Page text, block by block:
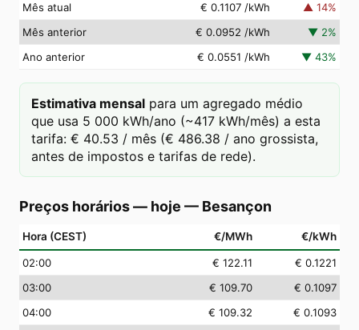
Mês atual
€ 0.1107 /kWh ▲ 14%
Mês anterior
€ 0.0952 /kWh ▼ 2%
Ano anterior
€ 0.0551 /kWh ▼ 43%
Estimativa mensal para um agregado médio
que usa 5 000 kWh/ano (~417 kWh/mês) a esta
tarifa: € 40.53 / mês (€ 486.38 / ano grossista,
antes de impostos e tarifas de rede).
Preços horários — hoje — Besançon
Hora (CEST) €/MWh €/kWh
02:00 € 122.11
€ 0.1221
03:00 € 109.70
€ 0.1097
04:00 € 109.32
€ 0.1093